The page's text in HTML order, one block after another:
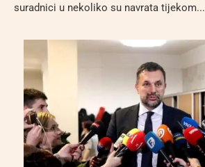
suradnici u nekoliko su navrata tijekom...